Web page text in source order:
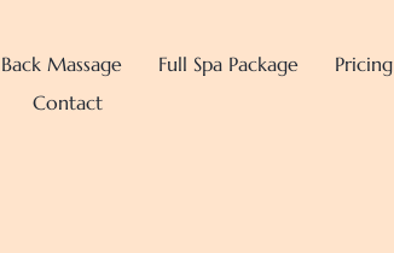
Back Massage Full Spa Package Pricing
Contact